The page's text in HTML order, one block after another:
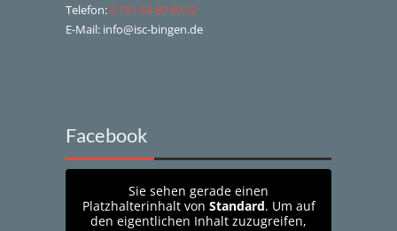
Telefon:0 151 64 80 99 22
E-Mail: info@isc-bingen.de
Facebook
Sie sehen gerade einen
Platzhalterinhalt von Standard. Um auf
den eigentlichen Inhalt zuzugreifen,